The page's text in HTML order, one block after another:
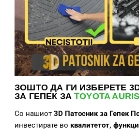
ЗОШТО ДА ГИ ИЗБЕРЕТЕ
ЗА ГЕПЕК ЗАTOYOTA
Со нашиот 3D Патосник за Гепек
инвестирате во квалитетот,